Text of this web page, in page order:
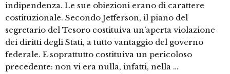
indipendenza. Le sue obiezioni erano di carattere
costituzionale. Secondo Jefferson, il piano del
segretario del Tesoro costituiva un’aperta violazione
dei diritti degli Stati, a tutto vantaggio del governo
federale. E soprattutto costituiva un pericoloso
precedente: non vi era nulla, infatti, nella …